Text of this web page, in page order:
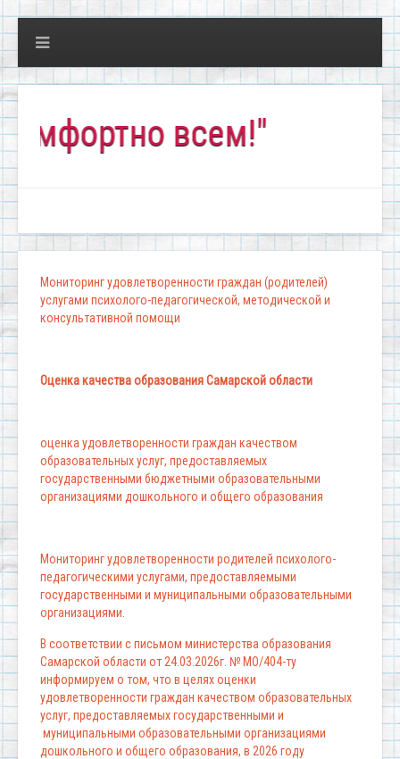
всем!"
Мониторинг удовлетворенности граждан (родителей)
услугами психолого-педагогической, методической и
консультативной помощи
Оценка качества образования Самарской области
оценка удовлетворенности граждан качеством
образовательных услуг, предоставляемых
государственными бюджетными образовательными
организациями дошкольного и общего образования
Мониторинг удовлетворенности родителей психолого-
педагогическими услугами, предоставляемыми
государственными и муниципальными образовательными
организациями.
В соответствии с письмом министерства образования
Самарской области от 24.03.2026г. № МО/404-ту
информируем о том, что в целях оценки
удовлетворенности граждан качеством образовательных
услуг, предоставляемых государственными и
муниципальными образовательными организациями
дошкольного и общего образования, в 2026 году